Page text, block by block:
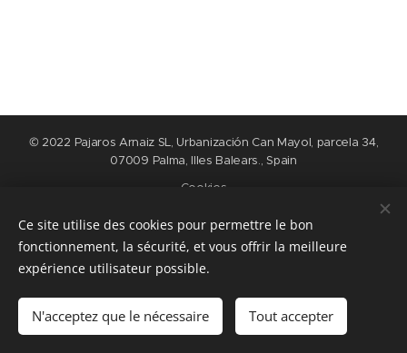
Ajouter au panier
© 2022 Pajaros Arnaiz SL, Urbanización Can Mayol, parcela 34,
07009 Palma, Illes Balears., Spain
Cookies
Langues
Nederlands
English Español Français
Ce site utilise des cookies pour permettre le bon
fonctionnement, la sécurité, et vous offrir la meilleure
expérience utilisateur possible.
N'acceptez que le nécessaire Tout accepter